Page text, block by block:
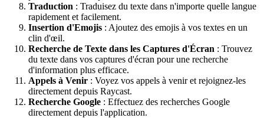
Traduction : Traduisez du texte dans n'importe quelle langue
rapidement et facilement.
Insertion d'Emojis : Ajoutez des emojis à vos textes en un
clin d'œil.
Recherche de Texte dans les Captures d'Écran : Trouvez
du texte dans vos captures d'écran pour une recherche
d'information plus efficace.
Appels à Venir : Voyez vos appels à venir et rejoignez-les
directement depuis Raycast.
Recherche Google : Effectuez des recherches Google
directement depuis l'application.